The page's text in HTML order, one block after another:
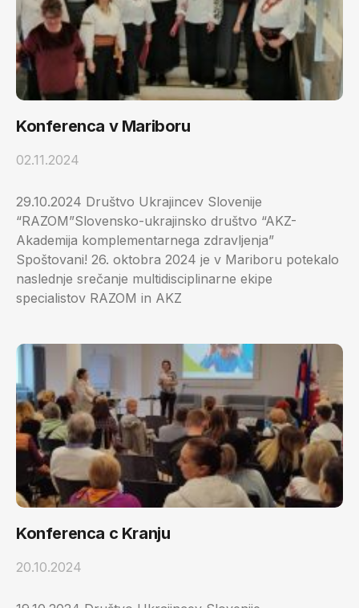
Konferenca v Mariboru
02.11.2024
29.10.2024 Društvo Ukrajincev Slovenije
“RAZOM”Slovensko-ukrajinsko društvo “AKZ-
Akademija komplementarnega zdravljenja”
Spoštovani! 26. oktobra 2024 je v Mariboru potekalo
naslednje srečanje multidisciplinarne ekipe
specialistov RAZOM in AKZ
Konferenca c Kranju
20.10.2024